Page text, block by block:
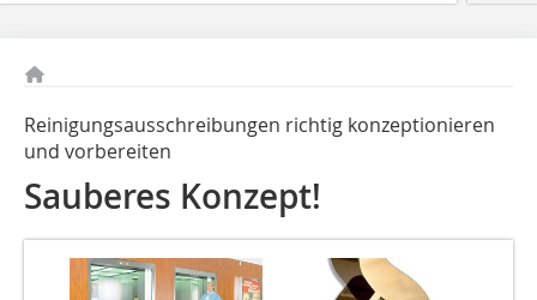
Reinigungsausschreibungen richtig konzeptionieren
und vorbereiten
Sauberes Konzept!